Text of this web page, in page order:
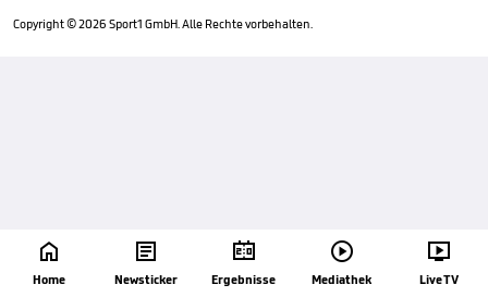

Home

Newsticker

Ergebnisse

Mediathek

Live TV
Copyright ©2026 Sport1 GmbH. Alle Rechte vorbehalten.